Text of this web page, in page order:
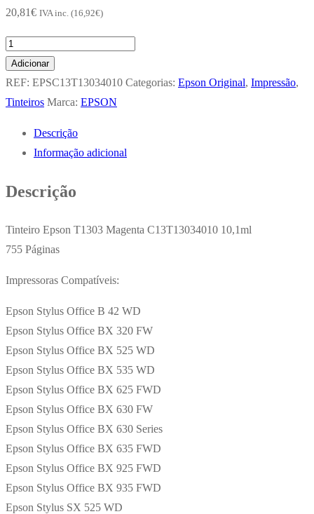
20,81€ IVA inc. (16,92€)
Quantidade
de
Tinteiro
Epson
Magenta
C13T13034010
755
Adicionar
REF: EPSC13T13034010 Categorias: Epson Original, Impressão,
Tinteiros Marca: EPSON
Descrição
Informação adicional
Descrição
Tinteiro Epson T1303 Magenta C13T13034010 10,1ml
755 Páginas
Impressoras Compatíveis:
Epson Stylus Office B 42 WD
Epson Stylus Office BX 320 FW
Epson Stylus Office BX 525 WD
Epson Stylus Office BX 535 WD
Epson Stylus Office BX 625 FWD
Epson Stylus Office BX 630 FW
Epson Stylus Office BX 630 Series
Epson Stylus Office BX 635 FWD
Epson Stylus Office BX 925 FWD
Epson Stylus Office BX 935 FWD
Epson Stylus SX 525 WD